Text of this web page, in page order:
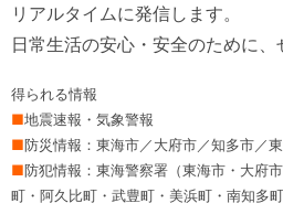
リアルタイムに発信します。
日常生活の安心・安全のために、
得られる情報
■地震速報・気象警報
■防災情報：東海市／大府市／知多市／
■防犯情報：東海警察署（東海市・大府
町・阿久比町・武豊町・美浜町・南知多